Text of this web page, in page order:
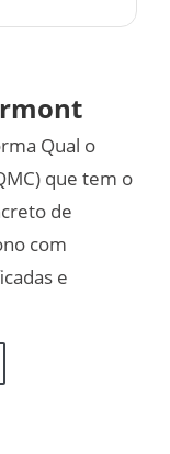
Qual o
que tem o
de
com
e